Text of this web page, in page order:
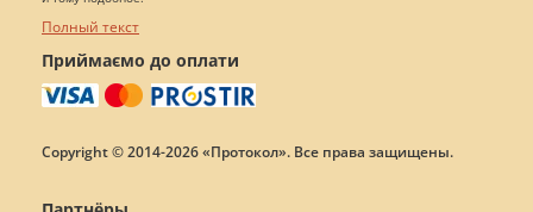
Полный текст
Приймаємо до оплати
Copyright © 2014-2026 «Протокол». Все права защищены.